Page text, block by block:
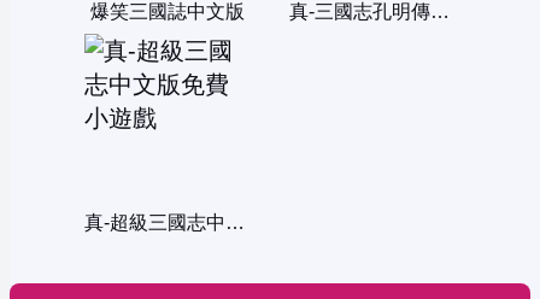
爆笑三國誌中文版 真-三國志孔明傳中文版
真-超級三國志中文版